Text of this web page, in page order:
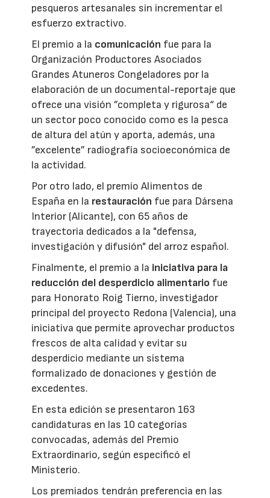
pesqueros artesanales sin incrementar el
esfuerzo extractivo.
El premio a la comunicación fue para la
Organización Productores Asociados
Grandes Atuneros Congeladores por la
elaboración de un documental-reportaje que
ofrece una visión ”completa y rigurosa“ de
un sector poco conocido como es la pesca
de altura del atún y aporta, además, una
”excelente” radiografía socioeconómica de
la actividad.
Por otro lado, el premio Alimentos de
España en la restauración fue para Dársena
Interior (Alicante), con 65 años de
trayectoria dedicados a la "defensa,
investigación y difusión" del arroz español.
Finalmente, el premio a la iniciativa para la
reducción del desperdicio alimentario fue
para Honorato Roig Tierno, investigador
principal del proyecto Redona (Valencia), una
iniciativa que permite aprovechar productos
frescos de alta calidad y evitar su
desperdicio mediante un sistema
formalizado de donaciones y gestión de
excedentes.
En esta edición se presentaron 163
candidaturas en las 10 categorías
convocadas, además del Premio
Extraordinario, según especificó el
Ministerio.
Los premiados tendrán preferencia en las